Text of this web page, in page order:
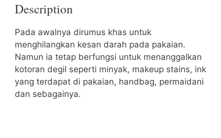
Description
Pada awalnya dirumus khas untuk
menghilangkan kesan darah pada pakaian.
Namun ia tetap berfungsi untuk menanggalkan
kotoran degil seperti minyak, makeup stains, ink
yang terdapat di pakaian, handbag, permaidani
dan sebagainya.